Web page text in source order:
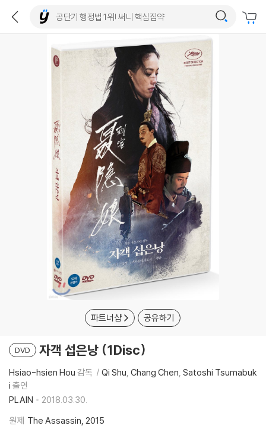
파트너샵 공유하기
DVD 자객 섭은낭 (1Disc)
Hsiao-hsien Hou 감독 Qi Shu Chang Chen Satoshi Tsumabuk
i 출연
PLAIN
2018.03.30.
원제 The Assassin, 2015